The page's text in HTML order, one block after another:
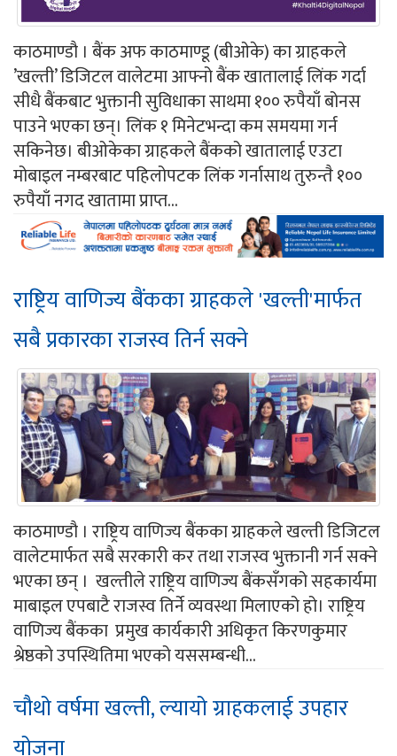
काठमाण्डौ । बैंक अफ काठमाण्डू (बीओके) का ग्राहकले
’खल्ती’ डिजिटल वालेटमा आफ्नो बैंक खातालाई लिंक गर्दा
सीधै बैंकबाट भुक्तानी सुविधाका साथमा १०० रुपैयाँ बोनस
पाउने भएका छन्। लिंक १ मिनेटभन्दा कम समयमा गर्न
सकिनेछ। बीओकेका ग्राहकले बैंकको खातालाई एउटा
मोबाइल नम्बरबाट पहिलोपटक लिंक गर्नासाथ तुरुन्तै १००
रुपैयाँ नगद खातामा प्राप्त...
राष्ट्रिय वाणिज्य बैंकका ग्राहकले 'खल्ती'मार्फत
सबै प्रकारका राजस्व तिर्न सक्ने
काठमाण्डौ । राष्ट्रिय वाणिज्य बैंकका ग्राहकले खल्ती डिजिटल
वालेटमार्फत सबै सरकारी कर तथा राजस्व भुक्तानी गर्न सक्ने
भएका छन् । खल्तीले राष्ट्रिय वाणिज्य बैंकसँगको सहकार्यमा
माबाइल एपबाटै राजस्व तिर्ने व्यवस्था मिलाएको हो। राष्ट्रिय
वाणिज्य बैंकका प्रमुख कार्यकारी अधिकृत किरणकुमार
श्रेष्ठको उपस्थितिमा भएको यससम्बन्धी...
चौथो वर्षमा खल्ती, ल्यायो ग्राहकलाई उपहार
योजना